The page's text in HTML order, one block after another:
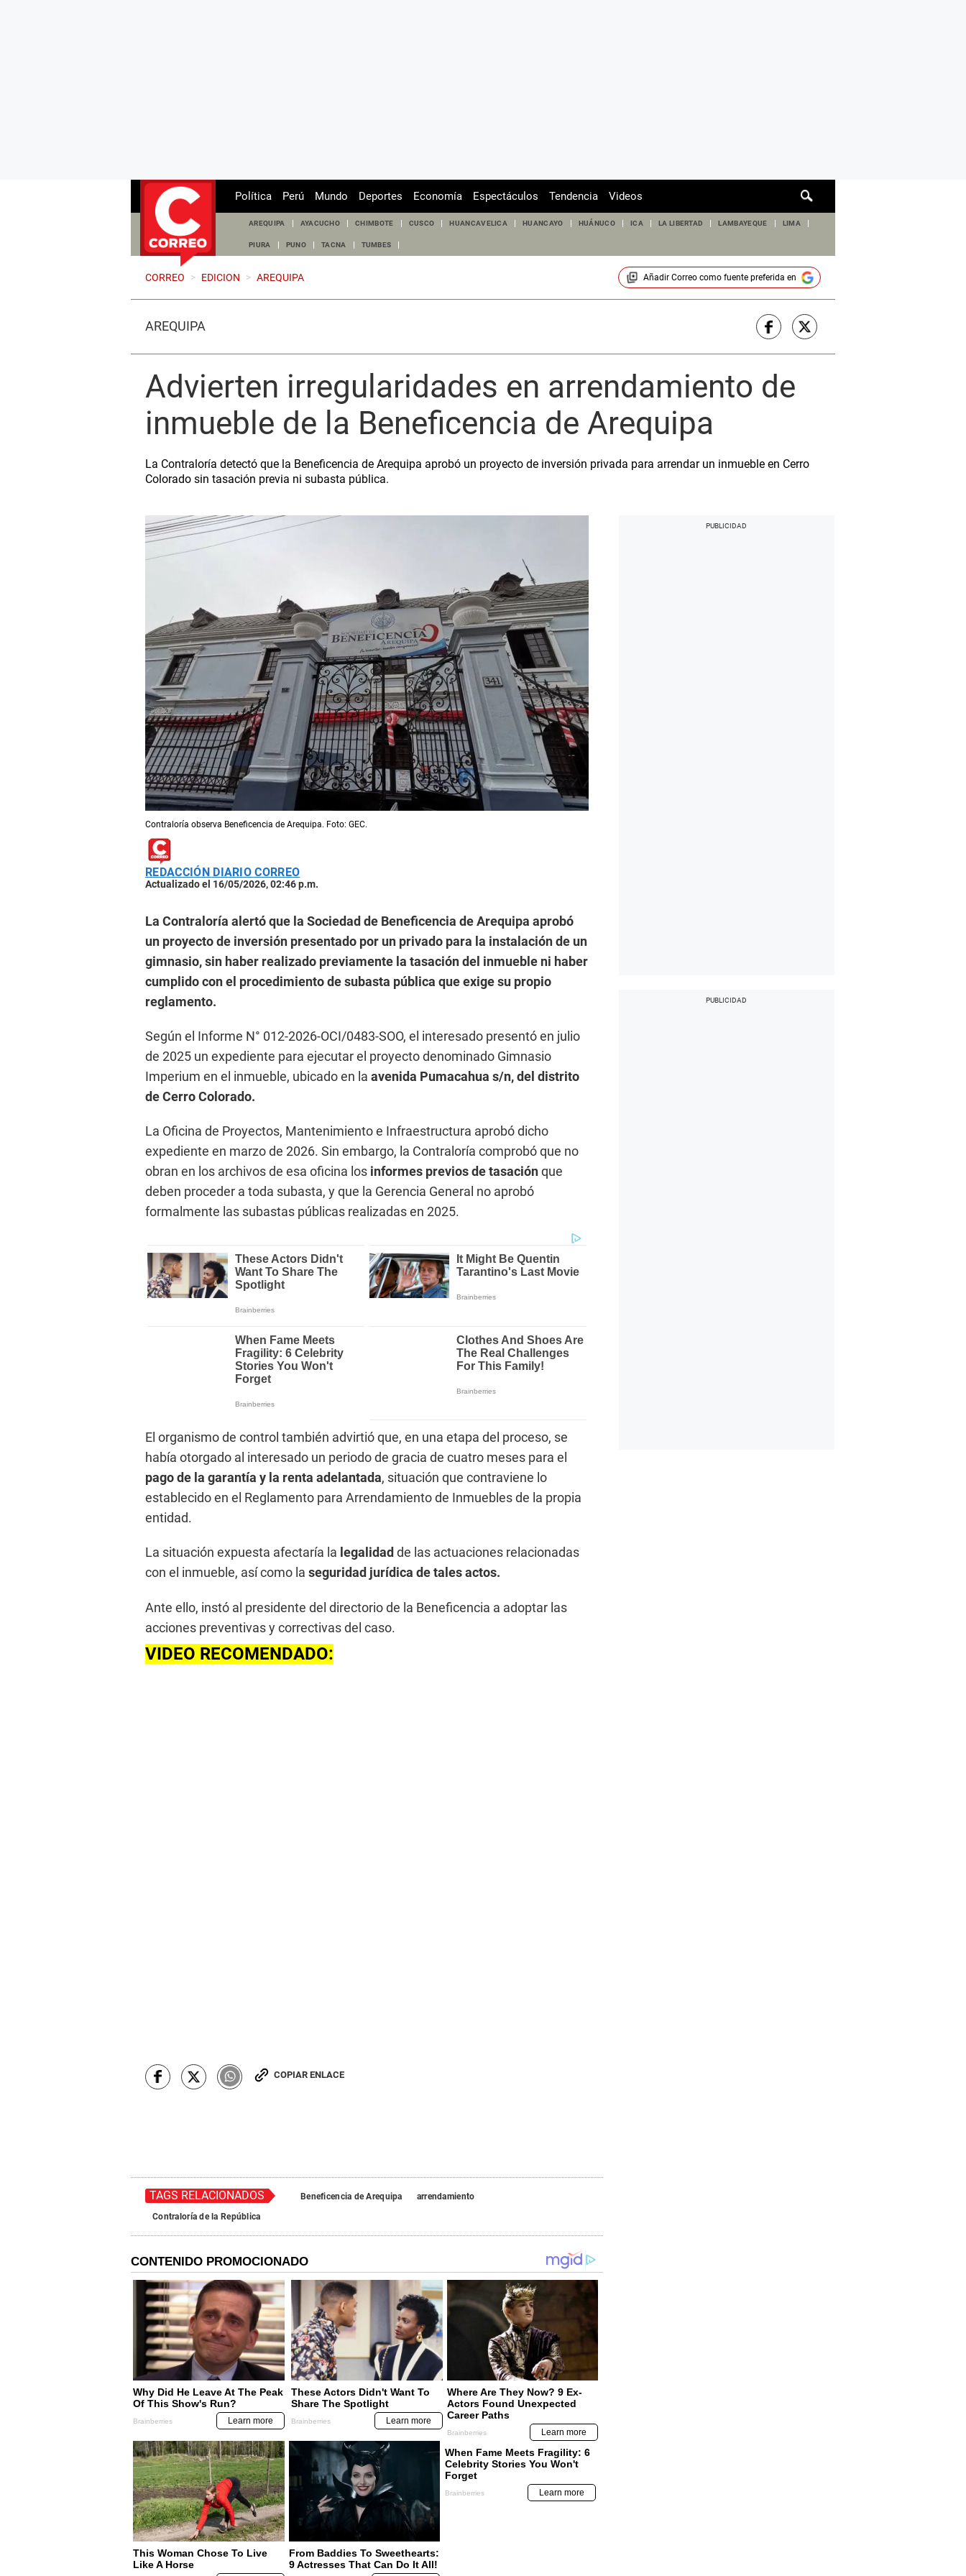
de
Política Perú Mundo Deportes Economía Espectáculos Tendencia Videos
AREQUIPA AYACUCHO CHIMBOTE CUSCO HUANCAVELICA HUANCAYO HUÁNUCO ICA LA LIBERTAD LAMBAYEQUE LIMA
PIURA PUNO TACNA TUMBES
CORREO > EDICION > AREQUIPA Añadir Correocomo fuente preferida en
AREQUIPA
Advierten irregularidades en arrendamiento de
inmueble de la Beneficencia de Arequipa
La Contraloría detectó que la Beneficencia de Arequipa aprobó un proyecto de inversión privada para arrendar un inmueble en Cerro
Colorado sin tasación previa ni subasta pública.
Contraloría observa Beneficencia de Arequipa. Foto: GEC.
REDACCIÓN DIARIO CORREO
Actualizado el 16/05/2026, 02:46 p.m.
La Contraloría alertó que la Sociedad de Beneficencia de Arequipa aprobó
un proyecto de inversión presentado por un privado para la instalación de un
gimnasio, sin haber realizado previamente la tasación del inmueble ni haber
cumplido con el procedimiento de subasta pública que exige su propio
reglamento.
Según el Informe N° 012-2026-OCI/0483-SOO, el interesado presentó en julio
de 2025 un expediente para ejecutar el proyecto denominado Gimnasio
Imperium en el inmueble, ubicado en la avenida Pumacahua s/n, del distrito
de Cerro Colorado.
La Oficina de Proyectos, Mantenimiento e Infraestructura aprobó dicho
expediente en marzo de 2026. Sin embargo, la Contraloría comprobó que no
obran en los archivos de esa oficina los informes previos de tasaciónque
deben proceder a toda subasta, y que la Gerencia General no aprobó
formalmente las subastas públicas realizadas en 2025.
El organismo de control también advirtió que, en una etapa del proceso, se
había otorgado al interesado un periodo de gracia de cuatro meses para el
pago de la garantía y la renta adelantada, situación que contraviene lo
establecido en el Reglamento para Arrendamiento de Inmuebles de la propia
entidad.
La situación expuesta afectaría la legalidadde las actuaciones relacionadas
con el inmueble, así como la seguridad jurídica de tales actos.
Ante ello, instó al presidente del directorio de la Beneficencia a adoptar las
acciones preventivas y correctivas del caso.
VIDEO RECOMENDADO:
COPIAR ENLACE
TAGS RELACIONADOS Beneficencia de Arequipa
arrendamiento
Contraloría de la República